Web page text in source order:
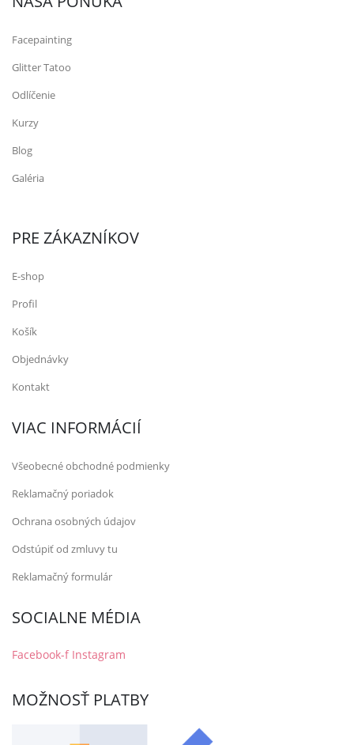
Facepainting
Glitter Tatoo
Odlíčenie
Kurzy
Blog
Galéria
PRE ZÁKAZNÍKOV
E-shop
Profil
Košík
Objednávky
Kontakt
VIAC INFORMÁCIÍ
Všeobecné obchodné podmienky
Reklamačný poriadok
Ochrana osobných údajov
Odstúpiť od zmluvy tu
Reklamačný formulár
SOCIALNE MÉDIA
Facebook-f Instagram
MOŽNOSŤ PLATBY